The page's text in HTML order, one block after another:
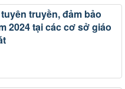
truyền, đảm bảo
2024 tại các cơ sở giáo